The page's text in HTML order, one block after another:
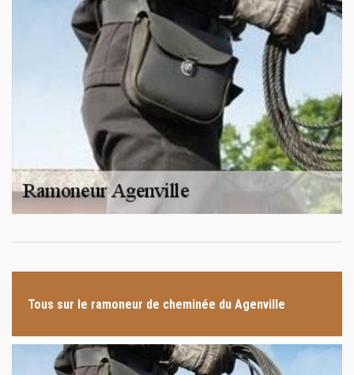
Tous sur le ramoneur de cheminée du Agenville